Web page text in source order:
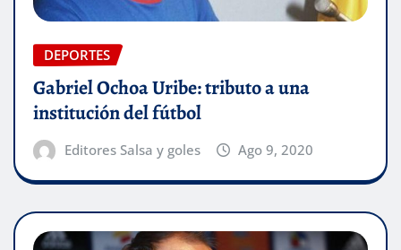
DEPORTES
Gabriel Ochoa Uribe: tributo a una
institución del fútbol
Editores Salsa y goles Ago 9, 2020